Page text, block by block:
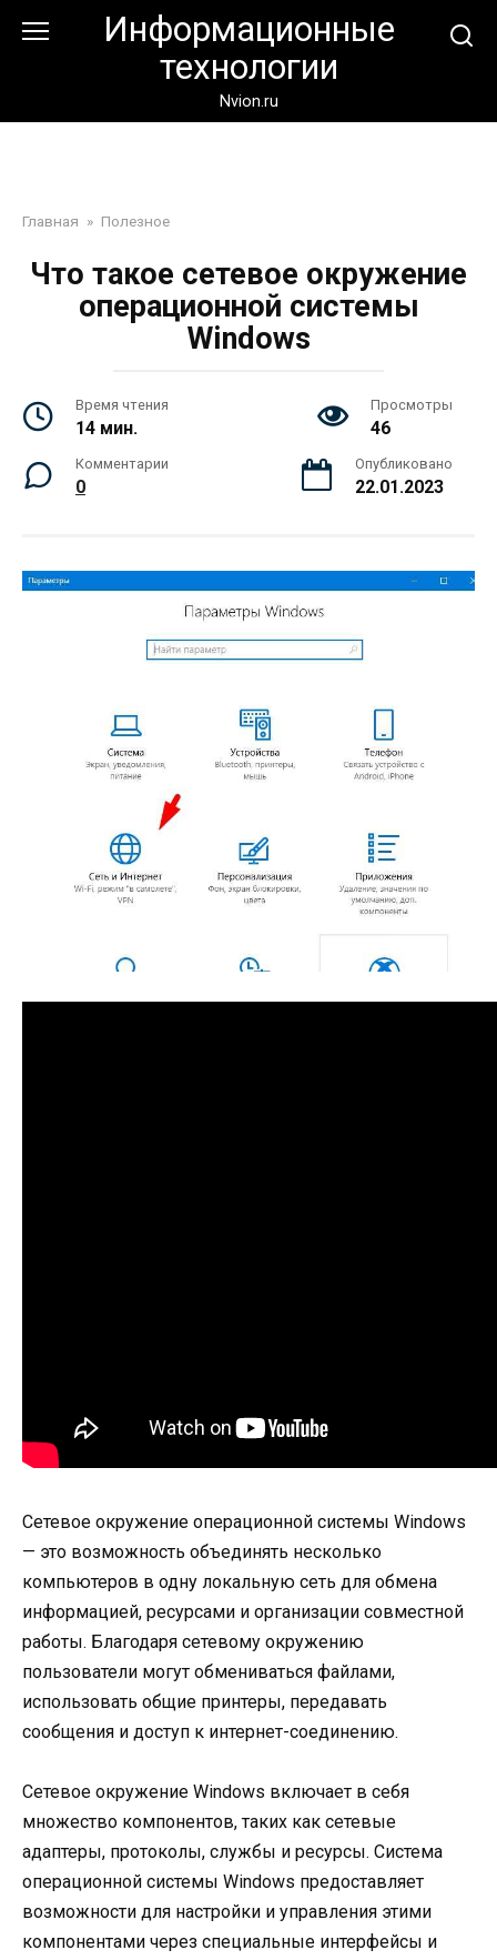
Информационные
технологии
Nvion.ru
Главная » Полезное
Что такое сетевое окружение
операционной системы
Windows
Время чтения
14 мин.
Просмотры
46
Комментарии
0
Опубликовано
22.01.2023
Сетевое окружение операционной системы Windows
— это возможность объединять несколько
компьютеров в одну локальную сеть для обмена
информацией, ресурсами и организации совместной
работы. Благодаря сетевому окружению
пользователи могут обмениваться файлами,
использовать общие принтеры, передавать
сообщения и доступ к интернет-соединению.
Сетевое окружение Windows включает в себя
множество компонентов, таких как сетевые
адаптеры, протоколы, службы и ресурсы. Система
операционной системы Windows предоставляет
возможности для настройки и управления этими
компонентами через специальные интерфейсы и